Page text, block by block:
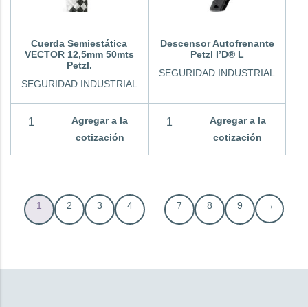
Cuerda Semiestática
VECTOR 12,5mm 50mts
Petzl.
SEGURIDAD INDUSTRIAL
Agregar a la
cotización
Descensor Autofrenante
Petzl I’D® L
SEGURIDAD INDUSTRIAL
Agregar a la
cotización
1 2 3 4 7 8 9 →